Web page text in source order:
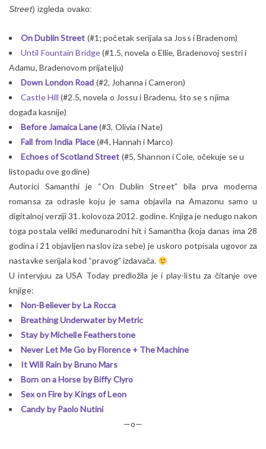
Street) izgleda ovako:
On Dublin Street (#1; početak serijala sa Joss i Bradenom)
Until Fountain Bridge(#1.5, novela o Ellie, Bradenovoj sestri i
Adamu, Bradenovom prijatelju)
Down London Road (#2, Johanna i Cameron)
Castle Hill (#2.5, novela o Jossu i Bradenu, što se s njima
događa kasnije)
Before Jamaica Lane(#3, Olivia i Nate)
Fall from India Place(#4, Hannah i Marco)
Echoes of Scotland Street (#5, Shannon i Cole, očekuje se u
listopadu ove godine)
Autorici Samanthi je “On Dublin Street” bila prva moderna
romansa za odrasle koju je sama objavila na Amazonu samo u
digitalnoj verziji 31. kolovoza 2012. godine. Knjiga je nedugo nakon
toga postala veliki međunarodni hit i Samantha (koja danas ima 28
godina i 21 objavljen naslov iza sebe) je uskoro potpisala ugovor za
nastavke serijala kod “pravog” izdavača.
U intervjuu za USA Today predložila je i play-listu za čitanje ove
knjige:
Non-Believer by La Rocca
Breathing Underwater by Metric
Stay by Michelle Featherstone
Never Let Me Go by Florence + The Machine
It Will Rain by Bruno Mars
Born on a Horse by Biffy Clyro
Sex on Fire by Kings of Leon
Candy by Paolo Nutini
—o—